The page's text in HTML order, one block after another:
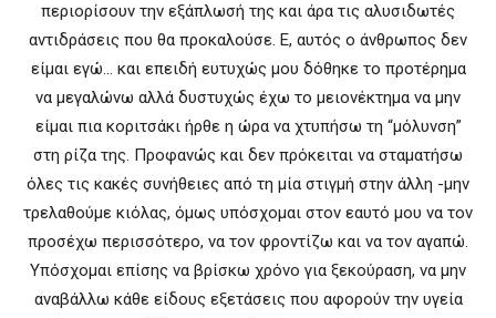
περιορίσουν την εξάπλωσή της και άρα τις αλυσιδωτές
αντιδράσεις που θα προκαλούσε. Ε, αυτός ο άνθρωπος δεν
είμαι εγώ… και επειδή ευτυχώς μου δόθηκε το προτέρημα
να μεγαλώνω αλλά δυστυχώς έχω το μειονέκτημα να μην
είμαι πια κοριτσάκι ήρθε η ώρα να χτυπήσω τη “μόλυνση”
στη ρίζα της. Προφανώς και δεν πρόκειται να σταματήσω
όλες τις κακές συνήθειες από τη μία στιγμή στην άλλη -μην
τρελαθούμε κιόλας, όμως υπόσχομαι στον εαυτό μου να τον
προσέχω περισσότερο, να τον φροντίζω και να τον αγαπώ.
Υπόσχομαι επίσης να βρίσκω χρόνο για ξεκούραση, να μην
αναβάλλω κάθε είδους εξετάσεις που αφορούν την υγεία